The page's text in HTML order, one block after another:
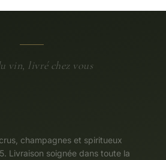
vin, livré chez vous
champagnes et spiritueux
Livraison soignée dans toute la